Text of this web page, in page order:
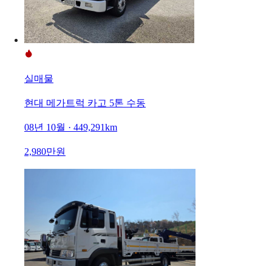
실매물
현대 메가트럭 카고 5톤 수동
08년 10월 · 449,291km
2,980만원